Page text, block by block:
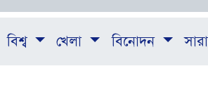
বিশ্ব খেলা বিনোদন